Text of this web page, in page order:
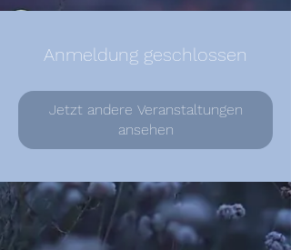
Anmeldung geschlossen
Jetzt andere Veranstaltungen
ansehen